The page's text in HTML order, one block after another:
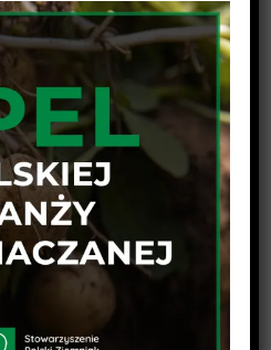
platformie !
Google+Pinterest
Vk